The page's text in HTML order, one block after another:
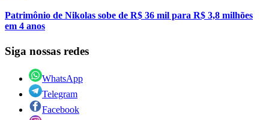
Patrimônio de Nikolas sobe de R$ 36 mil para R$ 3,8 milhões
em 4 anos
Siga nossas redes
WhatsApp
Telegram
Facebook